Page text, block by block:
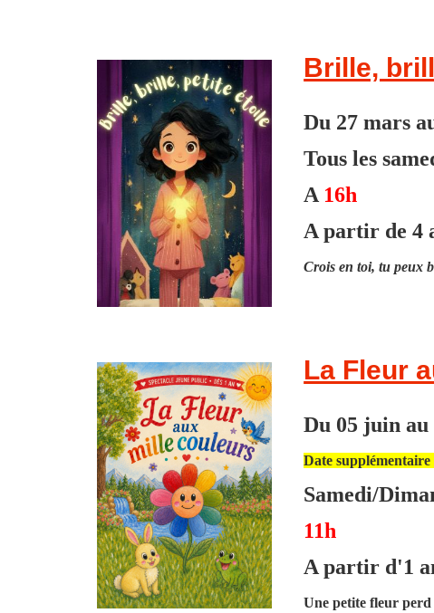
Brille,
Du 27 mars
Tous
A 16h
A partir de 4
Crois en toi, tu peux
La Fleur
Du 05 juin
Date
Samedi/
11h
A partir d'1
Une petite fleur